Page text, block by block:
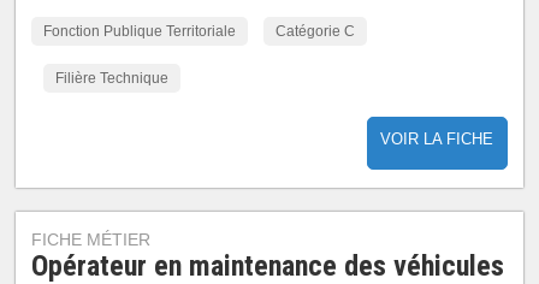
Fonction Publique Territoriale Catégorie C
Filière Technique
VOIR LA FICHE
FICHE MÉTIER
Opérateur en maintenance des véhicules